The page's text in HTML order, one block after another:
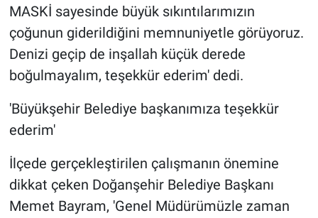
MASKİ sayesinde büyük sıkıntılarımızın
çoğunun giderildiğini memnuniyetle görüyoruz.
Denizi geçip de inşallah küçük derede
boğulmayalım, teşekkür ederim' dedi.
'Büyükşehir Belediye başkanımıza teşekkür
ederim'
İlçede gerçekleştirilen çalışmanın önemine
dikkat çeken Doğanşehir Belediye Başkanı
Memet Bayram, 'Genel Müdürümüzle zaman